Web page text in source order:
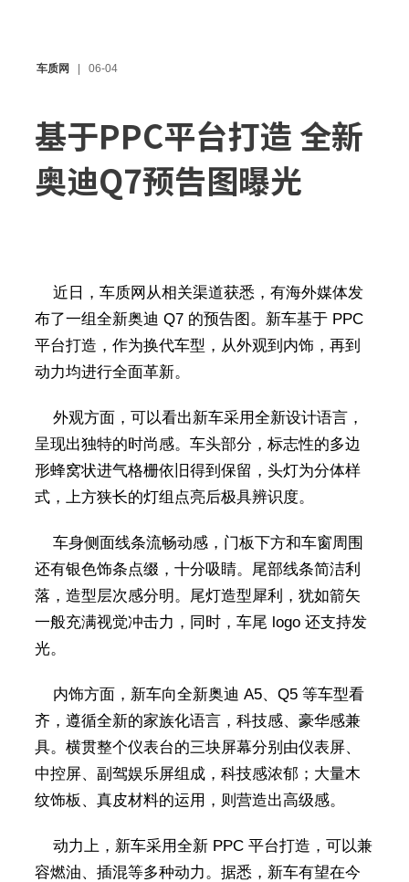
车质网 06-04
基于PPC平台打造 全新
奥迪Q7预告图曝光
近日，车质网从相关渠道获悉，有海外媒体发
布了一组全新奥迪 Q7 的预告图。新车基于 PPC
平台打造，作为换代车型，从外观到内饰，再到
动力均进行全面革新。
外观方面，可以看出新车采用全新设计语言，
呈现出独特的时尚感。车头部分，标志性的多边
形蜂窝状进气格栅依旧得到保留，头灯为分体样
式，上方狭长的灯组点亮后极具辨识度。
车身侧面线条流畅动感，门板下方和车窗周围
还有银色饰条点缀，十分吸睛。尾部线条简洁利
落，造型层次感分明。尾灯造型犀利，犹如箭矢
一般充满视觉冲击力，同时，车尾 logo 还支持发
光。
内饰方面，新车向全新奥迪 A5、Q5 等车型看
齐，遵循全新的家族化语言，科技感、豪华感兼
具。横贯整个仪表台的三块屏幕分别由仪表屏、
中控屏、副驾娱乐屏组成，科技感浓郁；大量木
纹饰板、真皮材料的运用，则营造出高级感。
动力上，新车采用全新 PPC 平台打造，可以兼
容燃油、插混等多种动力。据悉，新车有望在今